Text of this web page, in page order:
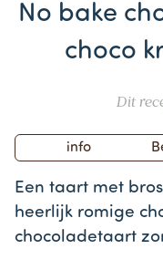
No bake
choco
Dit
of
info
Een taart met
heerlijk romige
chocoladetaart